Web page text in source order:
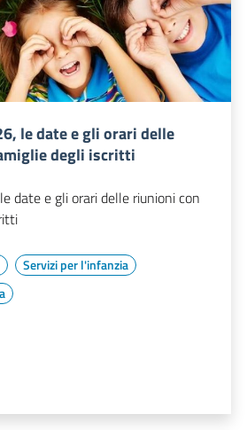
le date e gli orari delle
degli iscritti
date e gli orari delle riunioni con
Servizi per l'infanzia